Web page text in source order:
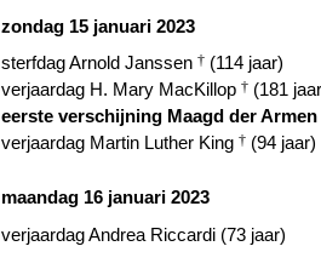
zondag 15 januari 2023
sterfdag Arnold Janssen † (114 jaar)
verjaardag H. Mary MacKillop † (181
eerste verschijning Maagd der
verjaardag Martin Luther King † (94 jaar)
maandag 16 januari 2023
verjaardag Andrea Riccardi (73 jaar)